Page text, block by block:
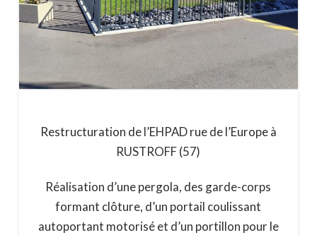
Restructuration de l’EHPAD rue de l’Europe à
RUSTROFF (57)
Réalisation d’une pergola, des garde-corps
formant clôture, d’un portail coulissant
autoportant motorisé et d’un portillon pour le